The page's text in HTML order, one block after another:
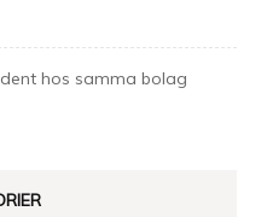
hos samma bolag